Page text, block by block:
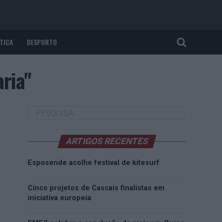
DESPORTO
ARTIGOS RECENTES
Esposende acolhe festival de kitesurf
Cinco projetos de Cascais finalistas em
iniciativa europeia